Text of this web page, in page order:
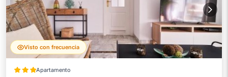
Visto con frecuencia
Apartamento